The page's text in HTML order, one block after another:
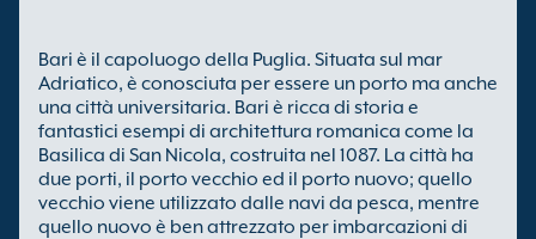
Bari è il capoluogo della Puglia. Situata sul mar
Adriatico, è conosciuta per essere un porto ma anche
una città universitaria. Bari è ricca di storia e
fantastici esempi di architettura romanica come la
Basilica di San Nicola, costruita nel 1087. La città ha
due porti, il porto vecchio ed il porto nuovo; quello
vecchio viene utilizzato dalle navi da pesca, mentre
quello nuovo è ben attrezzato per imbarcazioni di